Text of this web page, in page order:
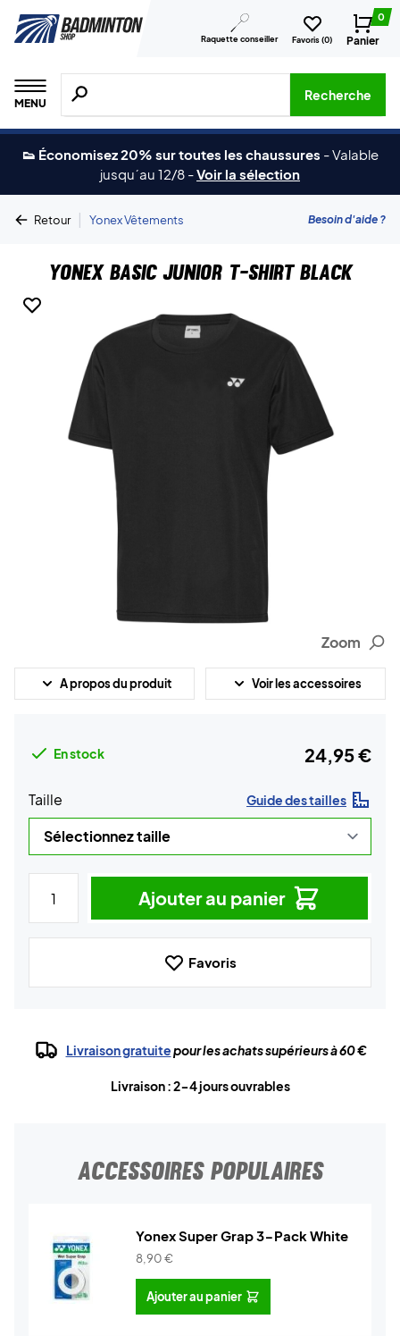
Raquette conseiller Favoris (0)
0
Panier
MENU
Recherche de produits, de marques, etc.
Recherche
👟 Économisez 20% sur toutes les chaussures -Valable
jusqu´au 12/8 -Voir la sélection
Retour | Yonex Vêtements Besoin d'aide ?
Yonex Basic Junior T-shirt Black
Zoom
A propos du produit Voir les accessoires
En stock 24,95 €
Taille Guide des tailles
Ajouter au panier
Favoris
Livraison gratuitepour les achats supérieurs à 60 €
Livraison : 2-4 jours ouvrables
ACCESSOIRES POPULAIRES
Yonex Super Grap 3-Pack White
8,90€
Ajouter au panier